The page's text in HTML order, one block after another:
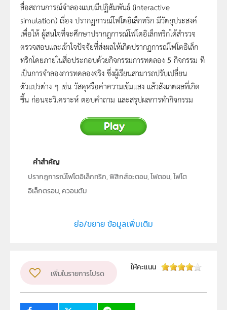
สื่อสถานการณ์จำลองแบบมีปฏิสัมพันธ์ (interactive
simulation) เรื่อง ปรากฏการณ์โฟโตอิเล็กทริก มีวัตถุประสงค์
เพื่อให้ ผู้สนใจที่จะศึกษาปรากฎการณ์โฟโตอิเล็กทริกได้สำรวจ
ตรวจสอบและเข้าใจปัจจัยที่ส่งผลให้เกิดปรากฏการณ์โฟโตอิเล็ก
ทริกโดยภายในสื่อประกอบด้วยกิจกรรมการทดลอง 5 กิจกรรม ที
เป็นการจำลองการทดลองจริง ซึ่งผู้เรียนสามารถปรับเปลี่ยน
ตัวแปรต่าง ๆ เช่น วัสดุหรือค่าความเข้มแสง แล้วสังเกตผลที่เกิด
ขึ้น ก่อนจะวิเคราะห์ ตอบคำถาม และสรุปผลการทำกิจกรรม
คำสำคัญ
ปรากฎการณ์โฟโตอิเล็กทริก, ฟิสิกส์อะตอม, โฟตอน, โฟโต
อิเล็กตรอน, ควอนตัม
Interactive Resource
ผู้แต่ง หรือ เจ้าของผลงาน
ย่อ/ขยาย ข้อมูลเพิ่มเติม
เพิ่มในรายการโปรด
ให้คะแนน